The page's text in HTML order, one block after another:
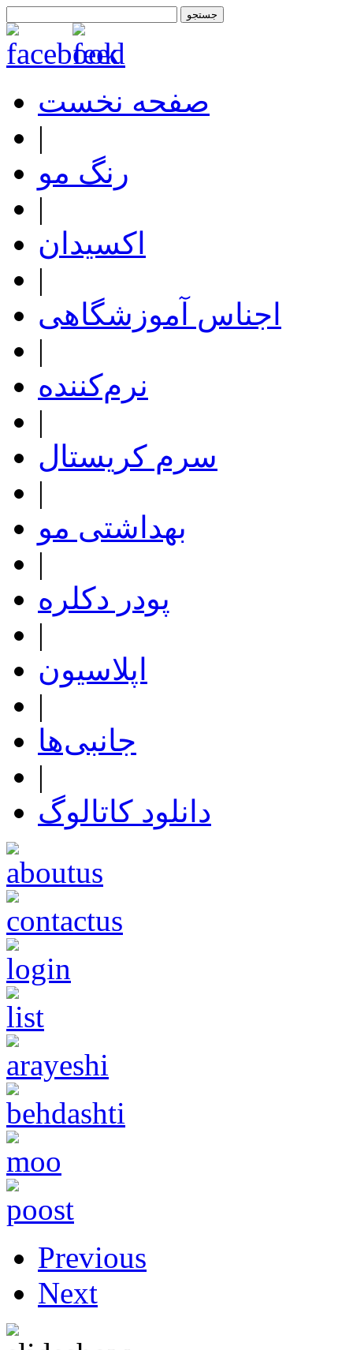
صفحه نخست
|
رنگ مو
|
اکسیدان
|
اجناس آموزشگاهی
|
نرم‌کننده
|
سرم کریستال
|
بهداشتی مو
|
پودر دکلره
|
اپلاسیون
|
جانبی‌ها
|
دانلود کاتالوگ
Previous
Next